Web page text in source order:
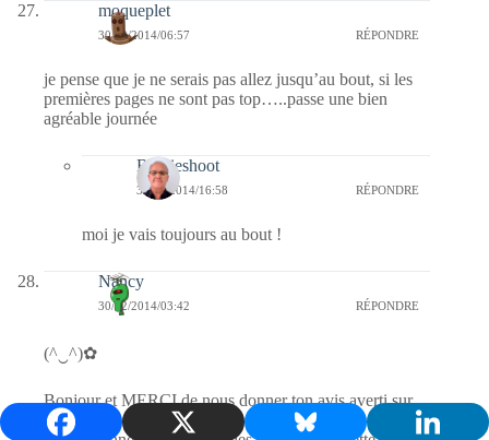
moqueplet
30/12/2014/06:57 RÉPONDRE
je pense que je ne serais pas allez jusqu’au bout, si les
premières pages ne sont pas top…..passe une bien
agréable journée
Bernieshoot
31/12/2014/16:58 RÉPONDRE
moi je vais toujours au bout !
Nancy
30/12/2014/03:42 RÉPONDRE
(^‿^)✿
Bonjour et MERCI de nous donner ton avis averti sur
ce livre.